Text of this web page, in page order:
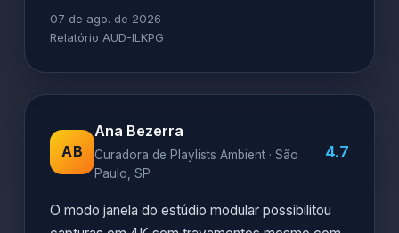
07 de ago. de 2026
Relatório AUD-ILKPG
AB
Ana Bezerra
Curadora de Playlists Ambient · São
Paulo, SP
4.7
O modo janela do estúdio modular possibilitou